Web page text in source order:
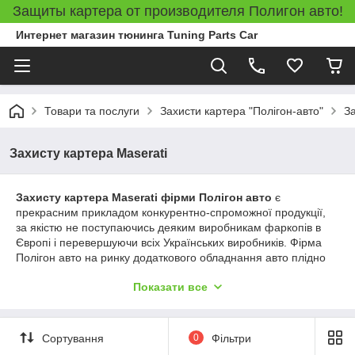
Защиты картера от производителя Полигон авто!
Интернет магазин тюнинга Tuning Parts Car
Товари та послуги Захисти картера "Полігон-авто"
Захисту картера Maserati
Захисту картера Maserati фірми Полігон авто є
прекрасним прикладом конкурентно-спроможної продукції,
за якістю не поступаючись деяким виробникам фаркопів в
Європі і перевершуючи всіх Українських виробників. Фірма
Полігон авто на ринку додаткового обладнання авто плідно
випускаються захисту двигуна в 7 категоріях, категорія
враховуються при розробці технологами. Розробки на
автомобіль Maserati включають в себе не тільки захисту
картера, також виробляються захисту КПП, захисту РКПП і
Показати все
Сортування 0 Фільтри